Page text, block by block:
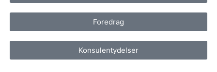
Foredrag
Konsulentydelser